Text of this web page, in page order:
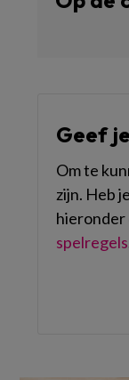
Geef
Om te
zijn. Heb
hieronder
spelregels